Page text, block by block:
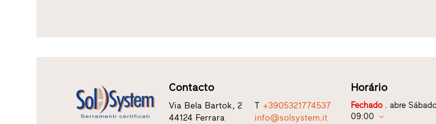
Contacto
Via Bela Bartok, 2
44124 Ferrara
T +3905321774537
info@solsystem.it
Horário
Fechado. abre
09:00